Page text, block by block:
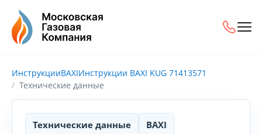
ИнструкцииBAXIИнструкции BAXI KUG 71413571
Технические данные
Технические данные BAXI